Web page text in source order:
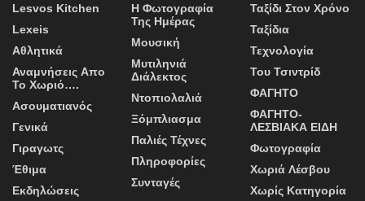
Lesvos Kitchen
Lexeis
Αθλητικά
Αναμνήσεις Απο
Το Χωριό….
Ασουματιανός
Γενικά
Γιραγωτς
Έθιμα
Εκδηλώσεις
Η Φωτογραφία
Της Ημέρας
Μουσική
Μυτιληνιά
Διάλεκτος
Ντοπιολαλιά
Ξόμπλιασμα
Παλιές Τέχνες
Πληροφορίες
Συνταγές
Ταξίδι Στον Χρόνο
Ταξίδια
Τεχνολογία
Του Τσιντρίδ
ΦΑΓΗΤΟ
ΦΑΓΗΤΟ-
ΛΕΣΒΙΑΚΑ ΕΙΔΗ
Φωτογραφία
Χωριά Λέσβου
Χωρίς Κατηγορία